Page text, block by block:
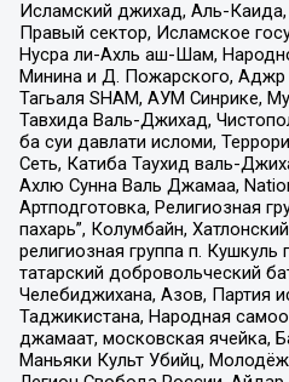
Исламский джихад, Аль-
Правый сектор, Исламское
Нусра ли-Ахль аш-Шам,
Минина и Д. Пожарского, Аджр
Тагьаля SHAM, АУМ Синрике,
Тавхида Валь-Джихад,
ба суи давлати исломи,
Сеть, Катиба Таухид валь-
Ахлю Сунна Валь Джамаа,
Артподготовка, Религиозная
пахарь”, Колумбайн,
религиозная группа п.
татарский добровольческий
Челебиджихана, Азов, Партия
Таджикистана, Народная
джамаат, московская ячейка,
Маньяки Культ Убийц,